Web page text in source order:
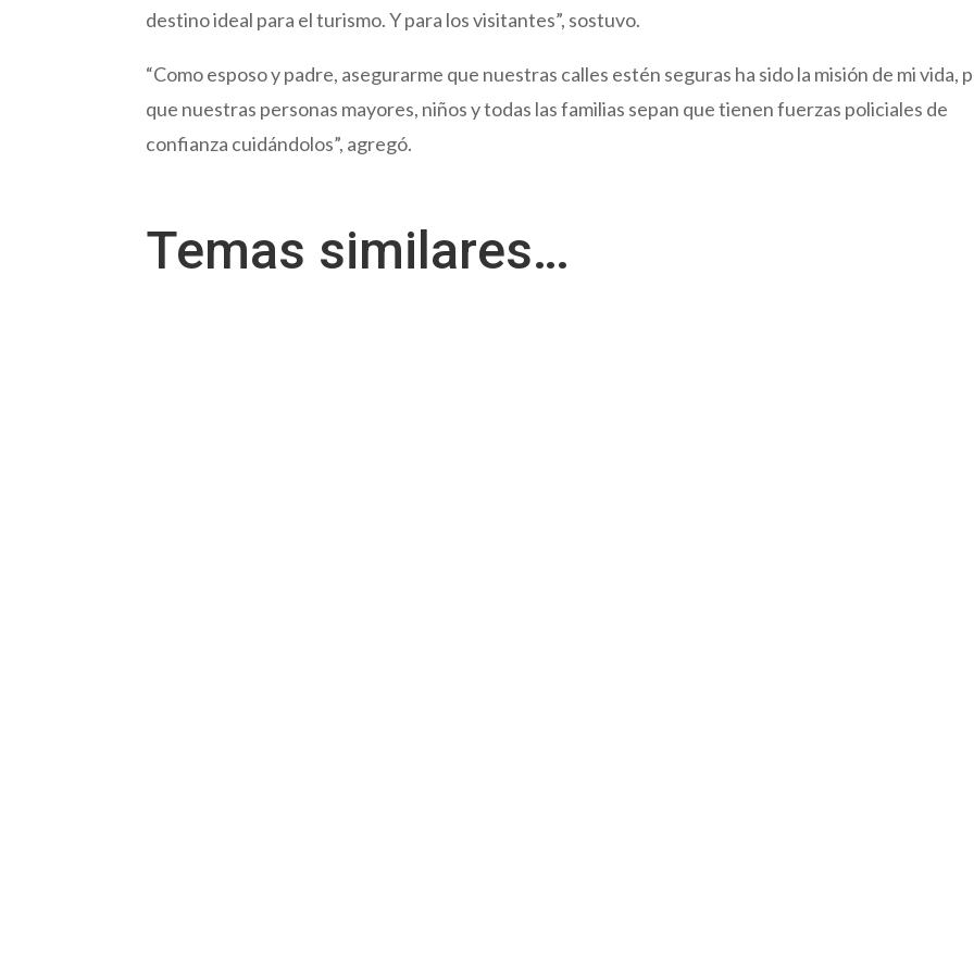
destino ideal para el turismo. Y para los visitantes”, sostuvo.
“Como esposo y padre, asegurarme que nuestras calles estén seguras ha sido la misión de mi vida,
que nuestras personas mayores, niños y todas las familias sepan que tienen fuerzas policiales de
confianza cuidándolos”, agregó.
Temas similares…